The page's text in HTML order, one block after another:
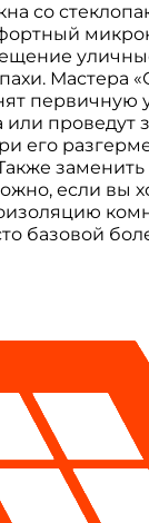
со
Мастера
первичную
или проведут
его
заменить
если вы
базовой